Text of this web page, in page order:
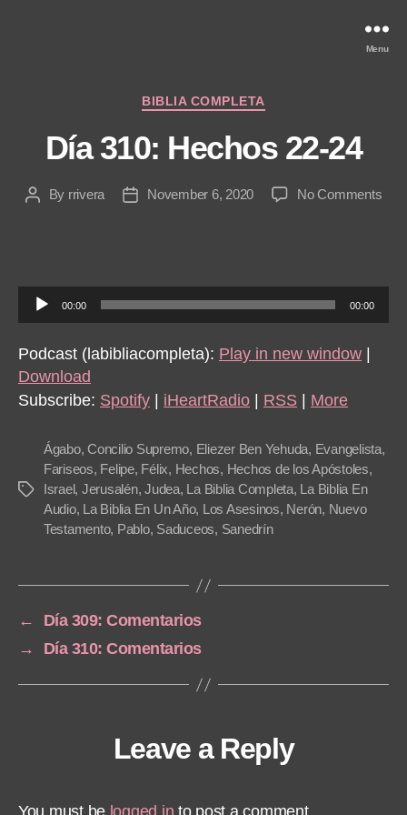
Menu
Categories
BIBLIA COMPLETA
Día 310: Hechos 22-24
PostBy rrivera
PostNovember 6, 2020 No Commentson
u
d
i
o
y
00:00 00:00
Podcast (labibliacompleta): Play in new window
Download
Subscribe: Spotify iHeartRadio RSS More
Tags
Ágabo,Concilio Supremo, Eliezer Ben Yehuda, Evangelista,
Fariseos, Felipe, Félix, Hechos, Hechos de los Apóstoles,
Israel, Jerusalén,Judea, La Biblia Completa, La Biblia En
Audio, La Biblia En Un Año, Los Asesinos, Nerón, Nuevo
Testamento, Pablo, Saduceos, Sanedrín
←
Día 309: Comentarios
→
Día 310: Comentarios
Leave a Reply
You must be logged in to post a comment.